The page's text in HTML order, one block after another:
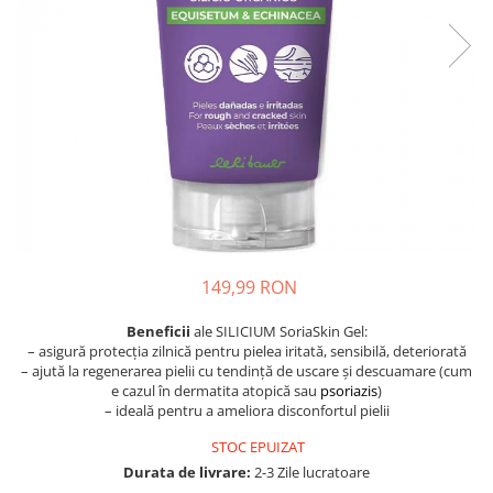
Colesterol & tensiune
Performanta sportiva
Îngrijirea Corpului
Creme de corp
Uleiuri de corp
Curcumin (Turmeric)
Ginseng
149,99 RON
Beneficii ale SILICIUM SoriaSkin Gel:
– asigură protecția zilnică pentru pielea iritată, sensibilă, deteriorată
– ajută la regenerarea pielii cu tendință de uscare și descuamare (cum
e cazul în dermatita atopică sau psoriazis)
– ideală pentru a ameliora disconfortul pielii
STOC EPUIZAT
Durata de livrare: 2-3 Zile lucratoare